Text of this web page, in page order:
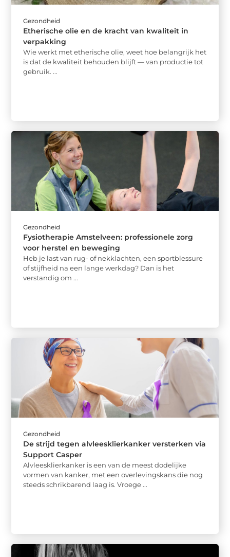
Gezondheid
Etherische olie en de kracht van kwaliteit in
verpakking
Wie werkt met etherische olie, weet hoe belangrijk het
is dat de kwaliteit behouden blijft — van productie tot
gebruik. ...
Gezondheid
Fysiotherapie Amstelveen: professionele zorg
voor herstel en beweging
Heb je last van rug- of nekklachten, een sportblessure
of stijfheid na een lange werkdag? Dan is het
verstandig om ...
Gezondheid
De strijd tegen alvleesklierkanker versterken via
Support Casper
Alvleesklierkanker is een van de meest dodelijke
vormen van kanker, met een overlevingskans die nog
steeds schrikbarend laag is. Vroege ...